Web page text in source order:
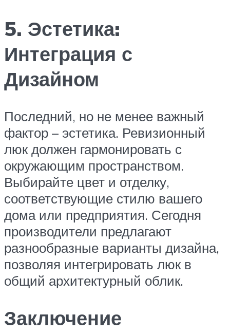
5. Эстетика:
Интеграция с
Дизайном
Последний, но не менее важный
фактор – эстетика. Ревизионный
люк должен гармонировать с
окружающим пространством.
Выбирайте цвет и отделку,
соответствующие стилю вашего
дома или предприятия. Сегодня
производители предлагают
разнообразные варианты дизайна,
позволяя интегрировать люк в
общий архитектурный облик.
Заключение